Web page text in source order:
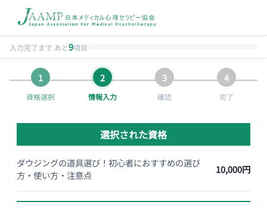
入力完了まで あと9項目
資格選択 情報入力 確認 完了
選択された資格
ダウジングの道具選び！初心者におすすめの選び
方・使い方・注意点
10,000円